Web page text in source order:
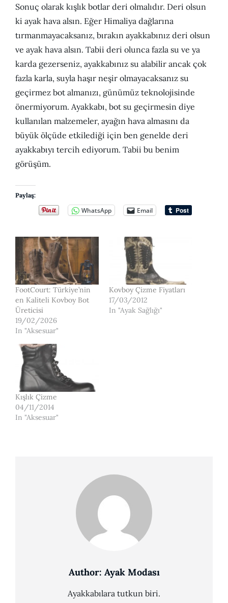
Sonuç olarak kışlık botlar deri olmalıdır. Deri olsun
ki ayak hava alsın. Eğer Himaliya dağlarına
tırmanmayacaksanız, bırakın ayakkabınız deri olsun
ve ayak hava alsın. Tabii deri olunca fazla su ve ya
karda gezerseniz, ayakkabınız su alabilir ancak çok
fazla karla, suyla haşır neşir olmayacaksanız su
geçirmez bot almanızı, günümüz teknolojisinde
önermiyorum. Ayakkabı, bot su geçirmesin diye
kullanılan malzemeler, ayağın hava almasını da
büyük ölçüde etkilediği için ben genelde deri
ayakkabıyı tercih ediyorum. Tabii bu benim
görüşüm.
Paylaş:
WhatsApp Email
FootCourt: Türkiye’nin
en Kaliteli Kovboy Bot
Üreticisi
19/02/2026
In "Aksesuar"
Kovboy Çizme Fiyatları
17/03/2012
In "Ayak Sağlığı"
Kışlık Çizme
04/11/2014
In "Aksesuar"
Author: Ayak Modası
Ayakkabılara tutkun biri.